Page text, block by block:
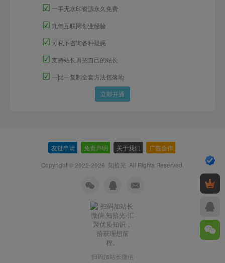
☑ 一手无水印资源永久免费
☑ 九年互联网创业经验
☑ 可私下咨询各种疑惑
☑ 支持站长再招自己的站长
☑ 一比一复制全套方法包落地
立即开通
友链申请 免责声明 关于我们 广告合作
Copyright © 2022-2026 知拾光 All Rights Reserved.
扫码加站长微信